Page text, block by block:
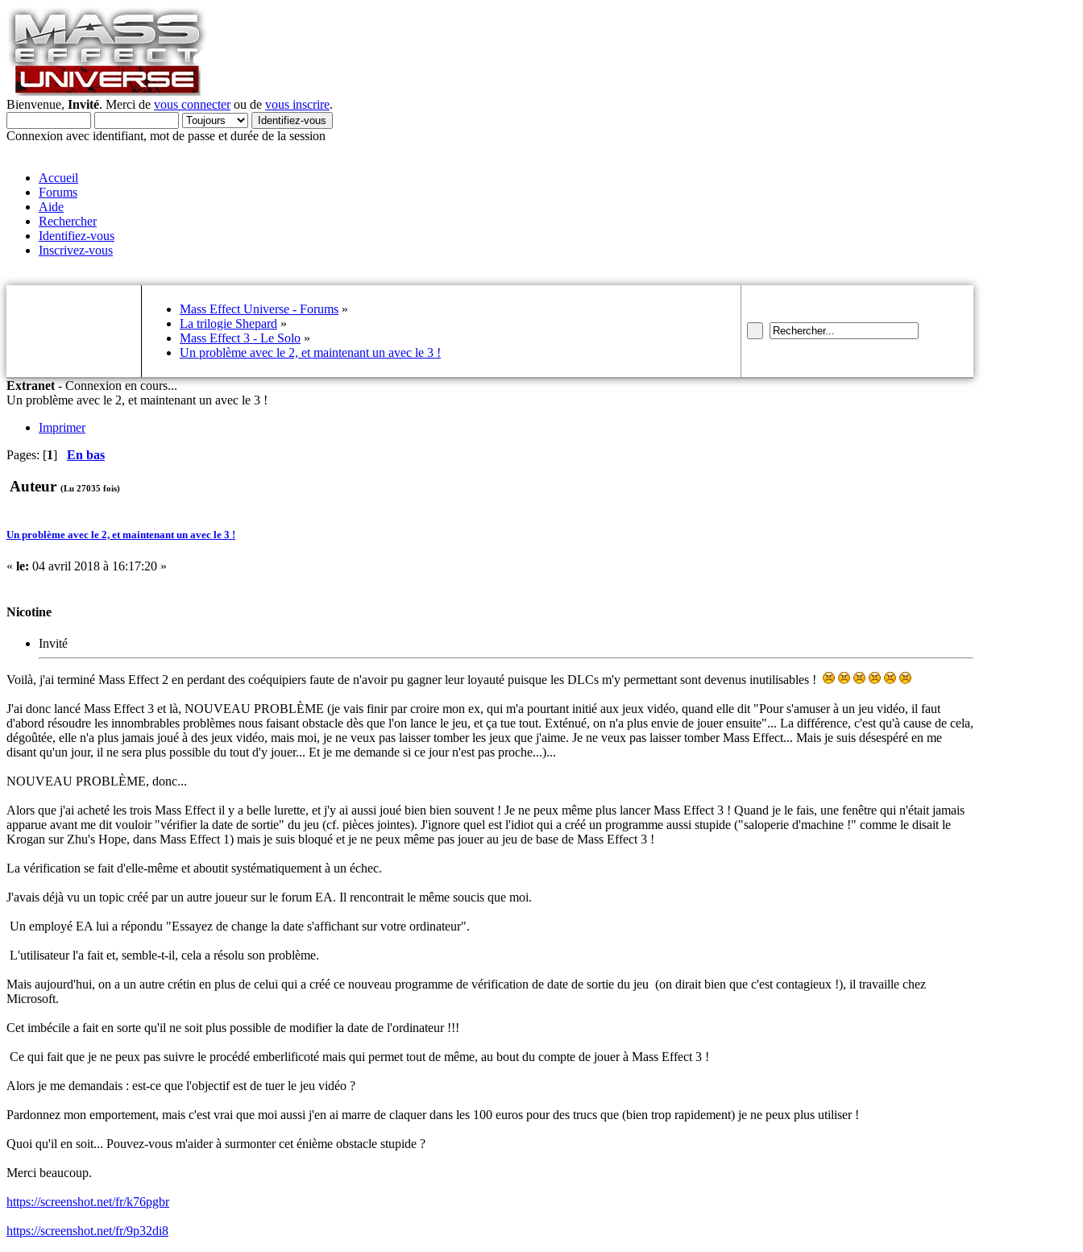
Bienvenue, Invité. Merci de vous connecterou de vous inscrire.
Connexion avec identifiant, mot de passe et durée de la session
Accueil
Forums
Aide
Rechercher
Identifiez-vous
Inscrivez-vous
Mass Effect Universe - Forums »
La trilogie Shepard »
Mass Effect 3 - Le Solo »
Un problème avec le 2, et maintenant un avec le 3 !
Extranet-Connexion en cours...
Un problème avec le 2, et maintenant un avec le 3 !
Imprimer
Pages: [1] En bas
Auteur (Lu 27035 fois)
Un problème avec le 2, et maintenant un avec le 3 !
« le: 04 avril 2018 à 16:17:20 »
Nicotine
Invité
Voilà, j'ai terminé Mass Effect 2 en perdant des coéquipiers faute de n'avoir pu gagner leur loyauté puisque les DLCs m'y permettant sont devenus inutilisables !
J'ai donc lancé Mass Effect 3 et là, NOUVEAU PROBLÈME (je vais finir par croire mon ex, qui m'a pourtant initié aux jeux vidéo, quand elle dit "Pour s'amuser à un jeu vidéo, il faut
d'abord résoudre les innombrables problèmes nous faisant obstacle dès que l'on lance le jeu, et ça tue tout. Exténué, on n'a plus envie de jouer ensuite"... La différence, c'est qu'à cause de cela,
dégoûtée, elle n'a plus jamais joué à des jeux vidéo, mais moi, je ne veux pas laisser tomber les jeux que j'aime. Je ne veux pas laisser tomber Mass Effect... Mais je suis désespéré en me
disant qu'un jour, il ne sera plus possible du tout d'y jouer... Et je me demande si ce jour n'est pas proche...)...
NOUVEAU PROBLÈME, donc...
Alors que j'ai acheté les trois Mass Effect il y a belle lurette, et j'y ai aussi joué bien bien souvent ! Je ne peux même plus lancer Mass Effect 3 ! Quand je le fais, une fenêtre qui n'était jamais
apparue avant me dit vouloir "vérifier la date de sortie" du jeu (cf. pièces jointes). J'ignore quel est l'idiot qui a créé un programme aussi stupide ("saloperie d'machine !" comme le disait le
Krogan sur Zhu's Hope, dans Mass Effect 1) mais je suis bloqué et je ne peux même pas jouer au jeu de base de Mass Effect 3 !
La vérification se fait d'elle-même et aboutit systématiquement à un échec.
J'avais déjà vu un topic créé par un autre joueur sur le forum EA. Il rencontrait le même soucis que moi.
Un employé EA lui a répondu "Essayez de change la date s'affichant sur votre ordinateur".
L'utilisateur l'a fait et, semble-t-il, cela a résolu son problème.
Mais aujourd'hui, on a un autre crétin en plus de celui qui a créé ce nouveau programme de vérification de date de sortie du jeu (on dirait bien que c'est contagieux !), il travaille chez
Microsoft.
Cet imbécile a fait en sorte qu'il ne soit plus possible de modifier la date de l'ordinateur !!!
Ce qui fait que je ne peux pas suivre le procédé emberlificoté mais qui permet tout de même, au bout du compte de jouer à Mass Effect 3 !
Alors je me demandais : est-ce que l'objectif est de tuer le jeu vidéo ?
Pardonnez mon emportement, mais c'est vrai que moi aussi j'en ai marre de claquer dans les 100 euros pour des trucs que (bien trop rapidement) je ne peux plus utiliser !
Quoi qu'il en soit... Pouvez-vous m'aider à surmonter cet énième obstacle stupide ?
Merci beaucoup.
https://screenshot.net/fr/k76pgbr
https://screenshot.net/fr/9p32di8